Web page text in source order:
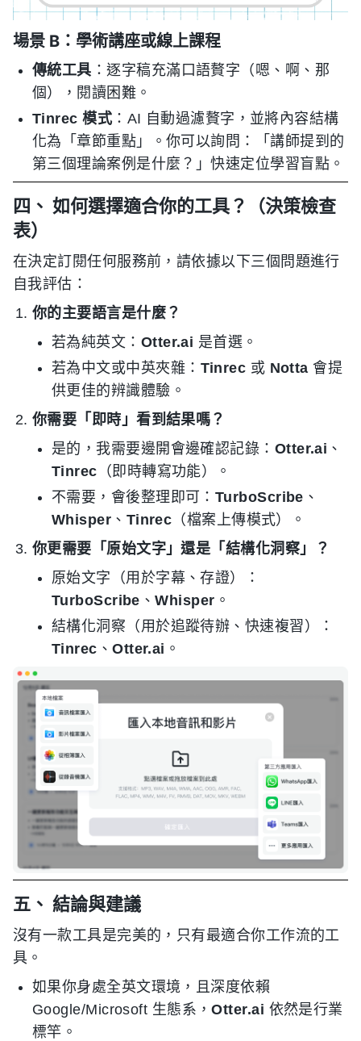
場景 B：學術講座或線上課程
傳統工具 ：逐字稿充滿口語贅字（嗯、啊、那
個），閱讀困難。
Tinrec 模式：AI 自動過濾贅字，並將內容結構
化為「章節重點」。你可以詢問：「講師提到的
第三個理論案例是什麼？」快速定位學習盲點。
四、 如何選擇適合你的工具？（決策檢查
表）
在決定訂閱任何服務前，請依據以下三個問題進行
自我評估：
你的主要語言是什麼？
若為純英文： Otter.ai 是首選。
若為中文或中英夾雜： Tinrec 或 Notta 會提
供更佳的辨識體驗。
你需要「即時」看到結果嗎？
是的，我需要邊開會邊確認記錄： Otter.ai 、
Tinrec （即時轉寫功能）。
不需要，會後整理即可： TurboScribe 、
Whisper 、 Tinrec （檔案上傳模式）。
你更需要「原始文字」還是「結構化洞察」？
原始文字（用於字幕、存證）：
TurboScribe 、Whisper 。
結構化洞察（用於追蹤待辦、快速複習）：
Tinrec 、Otter.ai 。
五、 結論與建議
沒有一款工具是完美的，只有最適合你工作流的工
具。
如果你身處全英文環境，且深度依賴
Google/Microsoft 生態系，Otter.ai 依然是行業
標竿。